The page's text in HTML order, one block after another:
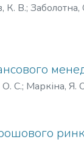
К. В.;
С.; Маркіна, Я.